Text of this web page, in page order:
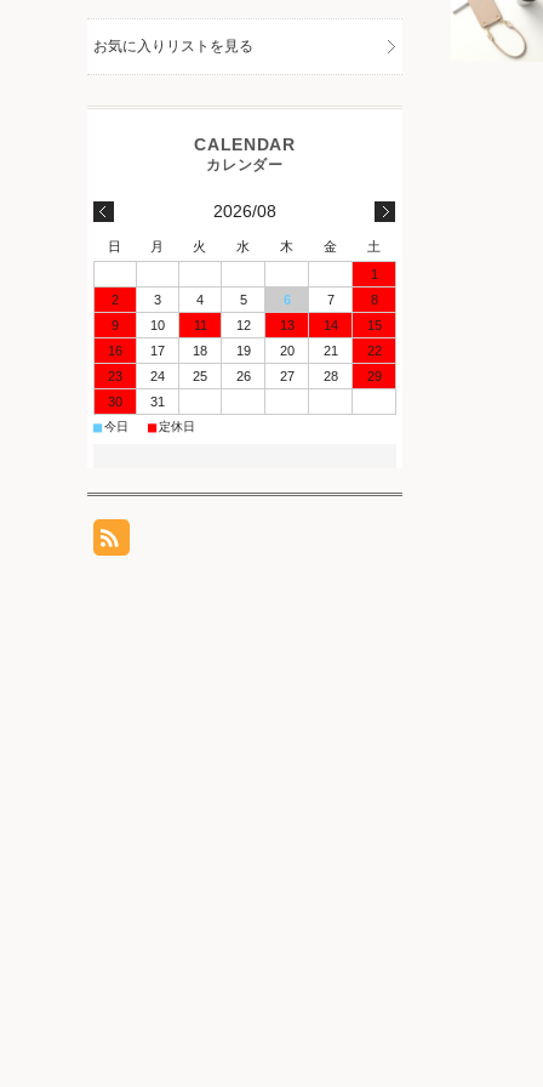
お気に入りリストを見る
2026/08
日 月 火 水 木 金
土
1
2
3 4 5 6 7
8
9
10 11 12 13 14
15
16
17 18 19 20 21
22
23
24 25 26 27 28
29
30
31
■今日 ■定休日